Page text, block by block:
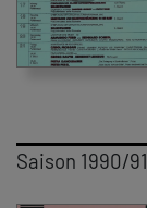
Saison 1990/91